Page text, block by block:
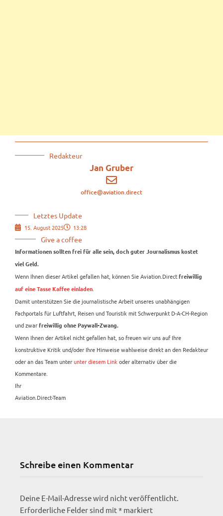
Redakteur
Jan Gruber
office@aviation.direct
Letztes Update
15. August 2025 13:28
Give a coffee
Informationen sollten frei für alle sein, doch guter Journalismus kostet
viel Geld.
Wenn Ihnen dieser Artikel gefallen hat, können Sie Aviation.Direct freiwillig
auf eine Tasse Kaffee einladen
Damit unterstützen Sie die journalistische Arbeit unseres unabhängigen
Fachportals für Luftfahrt, Reisen und Touristik mit Schwerpunkt D-A-CH-Region
und zwar freiwillig ohne Paywall-Zwang.
Wenn Ihnen der Artikel nicht gefallen hat, so freuen wir uns auf Ihre
konstruktive Kritik und/oder Ihre Hinweise wahlweise direkt an den Redakteur
oder an das Team unterunter diesem Link oder alternativ über die
Kommentare.
Ihr
Aviation.Direct-Team
Schreibe einen Kommentar
Deine E-Mail-Adresse wird nicht veröffentlicht.
Erforderliche Felder sind mit* markiert